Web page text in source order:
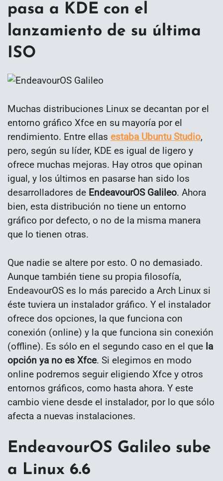
pasa a KDE con el
lanzamiento de su última
ISO
Muchas distribuciones Linux se decantan por el
entorno gráfico Xfce en su mayoría por el
rendimiento. Entre ellas estaba Ubuntu Studio,
pero, según su líder, KDE es igual de ligero y
ofrece muchas mejoras. Hay otros que opinan
igual, y los últimos en pasarse han sido los
desarrolladores de EndeavourOS Galileo. Ahora
bien, esta distribución no tiene un entorno
gráfico por defecto, o no de la misma manera
que lo tienen otras.
Que nadie se altere por esto. O no demasiado.
Aunque también tiene su propia filosofía,
EndeavourOS es lo más parecido a Arch Linux si
éste tuviera un instalador gráfico. Y el instalador
ofrece dos opciones, la que funciona con
conexión (online) y la que funciona sin conexión
(offline). Es sólo en el segundo caso en el que la
opción ya no es Xfce. Si elegimos en modo
online podremos seguir eligiendo Xfce y otros
entornos gráficos, como hasta ahora. Y este
cambio viene desde el instalador, por lo que sólo
afecta a nuevas instalaciones.
EndeavourOS Galileo sube
a Linux 6.6